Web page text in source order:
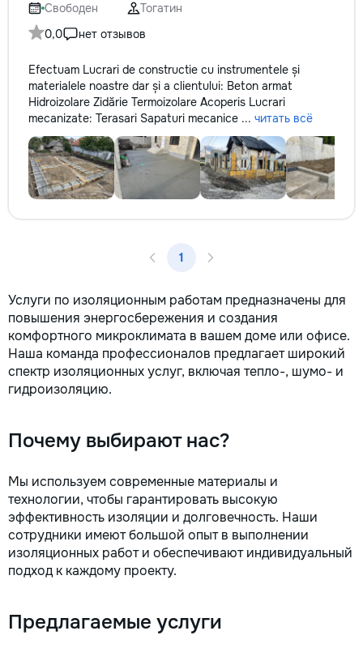
Свободен
Тогатин
0,0
нет отзывов
Efectuam Lucrari de constructie cu instrumentele și
materialele noastre dar și a clientului: Beton armat
Hidroizolare Zidărie Termoizolare Acoperis Lucrari
mecanizate: Terasari Sapaturi mecanice ... читать всё
1
Услуги по изоляционным работам предназначены для
повышения энергосбережения и создания
комфортного микроклимата в вашем доме или офисе.
Наша команда профессионалов предлагает широкий
спектр изоляционных услуг, включая тепло-, шумо- и
гидроизоляцию.
Почему выбирают нас?
Мы используем современные материалы и
технологии, чтобы гарантировать высокую
эффективность изоляции и долговечность. Наши
сотрудники имеют большой опыт в выполнении
изоляционных работ и обеспечивают индивидуальный
подход к каждому проекту.
Предлагаемые услуги